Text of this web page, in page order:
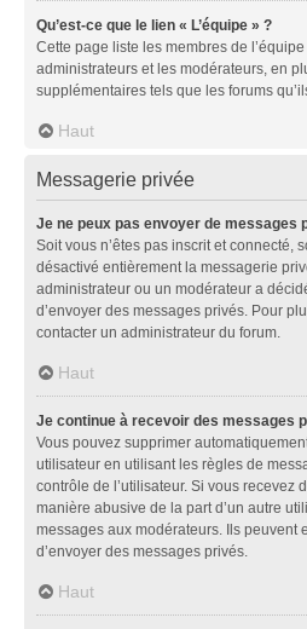
Qu’est-ce que le lien « L’équipe » ?
Cette page liste les membres de
administrateurs et les modérateurs, en
supplémentaires tels que les forums
Haut
Messagerie privée
Je ne peux pas envoyer de messages
Soit vous n’êtes pas inscrit et connecté,
désactivé entièrement la messagerie
administrateur ou un modérateur a
d’envoyer des messages privés. Pour
contacter un administrateur du forum.
Haut
Je continue à recevoir des messages
Vous pouvez supprimer
utilisateur en utilisant les règles de
contrôle de l’utilisateur. Si vous recevez
manière abusive de la part d’un autre
messages aux modérateurs. Ils peuvent
d’envoyer des messages privés.
Haut